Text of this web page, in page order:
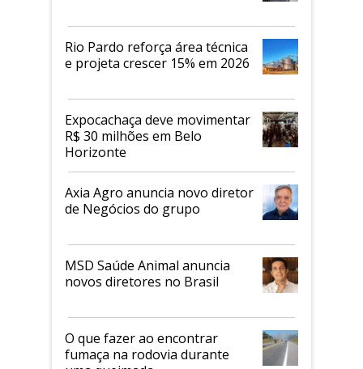
Rio Pardo reforça área técnica
e projeta crescer 15% em 2026
Expocachaça deve movimentar
R$ 30 milhões em Belo
Horizonte
Axia Agro anuncia novo diretor
de Negócios do grupo
MSD Saúde Animal anuncia
novos diretores no Brasil
O que fazer ao encontrar
fumaça na rodovia durante